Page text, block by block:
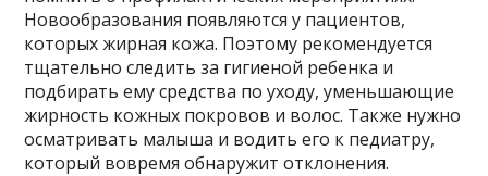
Новообразования появляются у пациентов,
которых жирная кожа. Поэтому рекомендуется
тщательно следить за гигиеной ребенка и
подбирать ему средства по уходу, уменьшающие
жирность кожных покровов и волос. Также нужно
осматривать малыша и водить его к педиатру,
который вовремя обнаружит отклонения.